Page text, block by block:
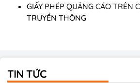
GIẤY PHÉP QUẢNG CÁO TRÊN
TRUYỀN THÔNG
TIN TỨC